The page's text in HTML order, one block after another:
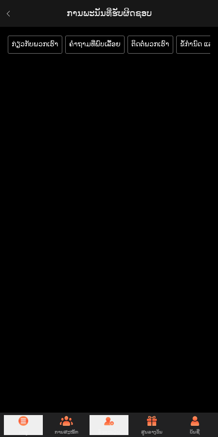
ການພະນັນທີ່ຮັບຜິດຊອບ
ກ່ຽວກັບພວກເຮົາ ຄຳຖາມທີ່ພົບເລື້ອຍ ຕິດຕໍ່ພວກເຮົາ ຂໍ້ກຳນົດ ແລະ
ການສະໝັກ ສູນລາງວັນ ບັນຊີ